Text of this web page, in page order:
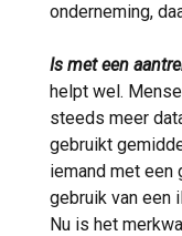
onderneming,
Is met een
helpt wel.
steeds meer
gebruikt
iemand met een
gebruik van een
Nu is het